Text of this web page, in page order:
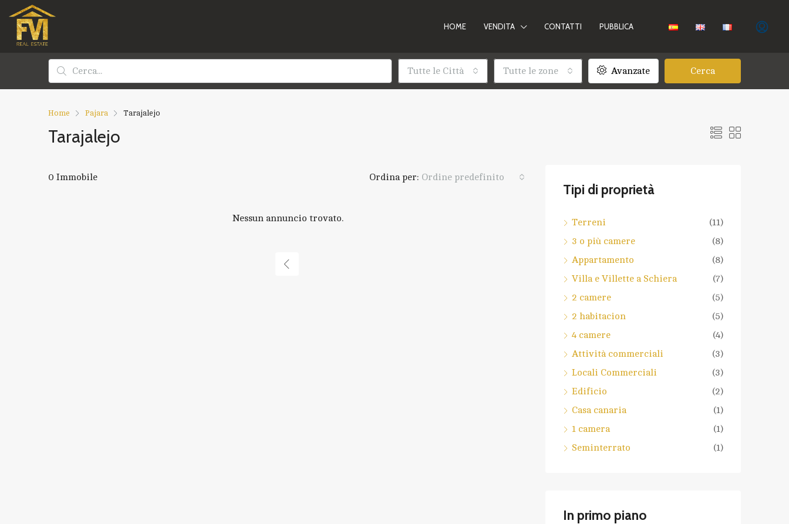
HOME VENDITA CONTATTI PUBBLICA
Tutte le Città Tutte le zone Avanzate Cerca
Home Pajara Tarajalejo
Tarajalejo
0 Immobile Ordina per: Ordine predefinito
Nessun annuncio trovato.
Tipi di proprietà
Terreni
(11)
3 o più camere
(8)
Appartamento
(8)
Villa e Villette a Schiera
(7)
2 camere
(5)
2 habitacion
(5)
4 camere
(4)
Attività commerciali
(3)
Locali Commerciali
(3)
Edificio
(2)
Casa canaria
(1)
1 camera
(1)
Seminterrato
(1)
In primo piano